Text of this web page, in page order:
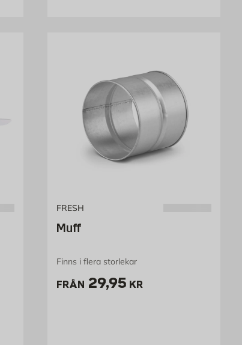
FRESH
Muff
Finns i flera storlekar
FRÅN Pris 29.95 kr
29,95 KR